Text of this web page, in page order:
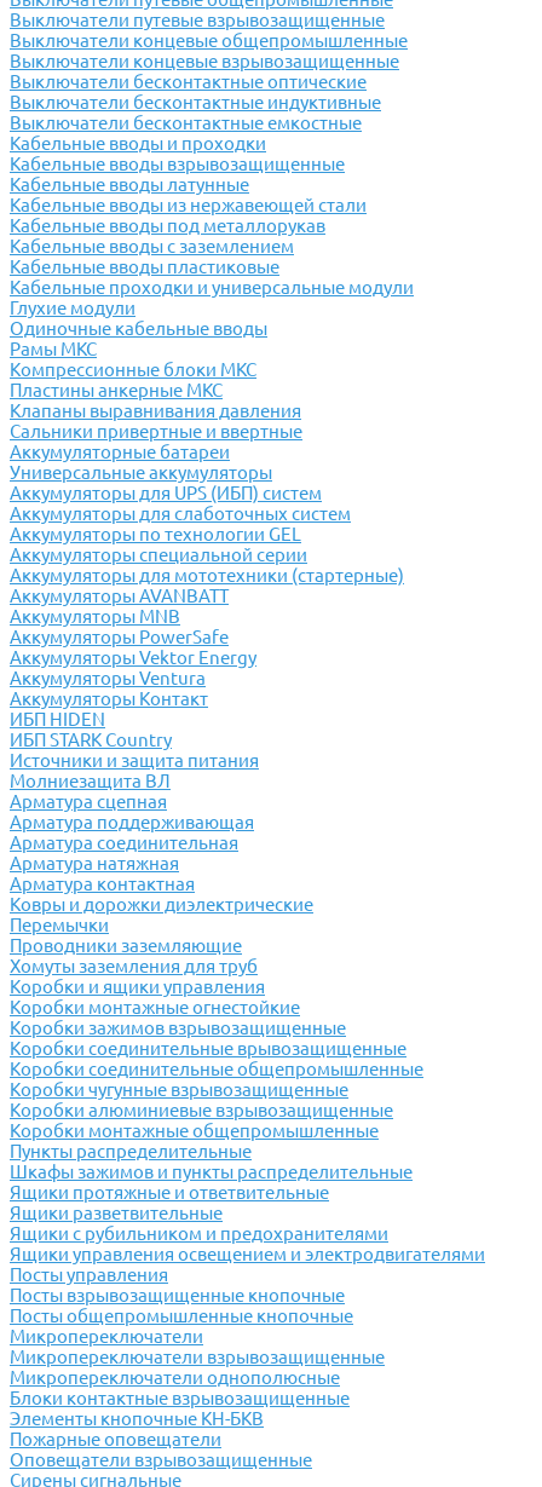
Выключатели путевые взрывозащищенные
Выключатели концевые общепромышленные
Выключатели концевые взрывозащищенные
Выключатели бесконтактные оптические
Выключатели бесконтактные индуктивные
Выключатели бесконтактные емкостные
Кабельные вводы и проходки
Кабельные вводы взрывозащищенные
Кабельные вводы латунные
Кабельные вводы из нержавеющей стали
Кабельные вводы под металлорукав
Кабельные вводы с заземлением
Кабельные вводы пластиковые
Кабельные проходки и универсальные модули
Глухие модули
Одиночные кабельные вводы
Рамы МКС
Компрессионные блоки МКС
Пластины анкерные МКС
Клапаны выравнивания давления
Сальники привертные и ввертные
Аккумуляторные батареи
Универсальные аккумуляторы
Аккумуляторы для UPS (ИБП) систем
Аккумуляторы для слаботочных систем
Аккумуляторы по технологии GEL
Аккумуляторы специальной серии
Аккумуляторы для мототехники (стартерные)
Аккумуляторы AVANBATT
Аккумуляторы MNB
Аккумуляторы PowerSafe
Аккумуляторы Vektor Energy
Аккумуляторы Ventura
Аккумуляторы Контакт
ИБП HIDEN
ИБП STARK Country
Источники и защита питания
Молниезащита ВЛ
Арматура сцепная
Арматура поддерживающая
Арматура соединительная
Арматура натяжная
Арматура контактная
Ковры и дорожки диэлектрические
Перемычки
Проводники заземляющие
Хомуты заземления для труб
Коробки и ящики управления
Коробки монтажные огнестойкие
Коробки зажимов взрывозащищенные
Коробки соединительные врывозащищенные
Коробки соединительные общепромышленные
Коробки чугунные взрывозащищенные
Коробки алюминиевые взрывозащищенные
Коробки монтажные общепромышленные
Пункты распределительные
Шкафы зажимов и пункты распределительные
Ящики протяжные и ответвительные
Ящики разветвительные
Ящики с рубильником и предохранителями
Ящики управления освещением и электродвигателями
Посты управления
Посты взрывозащищенные кнопочные
Посты общепромышленные кнопочные
Микропереключатели
Микропереключатели взрывозащищенные
Микропереключатели однополюсные
Блоки контактные взрывозащищенные
Элементы кнопочные КН-БКВ
Пожарные оповещатели
Оповещатели взрывозащищенные
Сирены сигнальные